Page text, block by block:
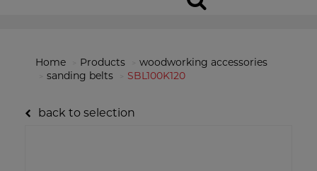
Home Products
woodworking accessories
sanding belts
SBL100K120
back to selection